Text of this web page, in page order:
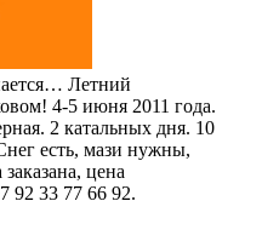
Летний
4-5 июня 2011 года.
2 катальных дня. 10
есть, мази нужны,
цена
92 33 77 66 92.